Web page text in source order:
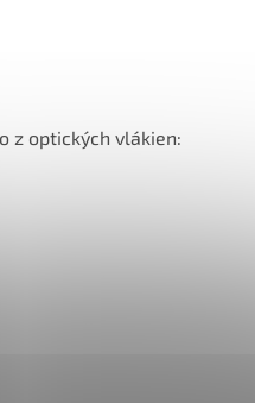
z optických vlákien: